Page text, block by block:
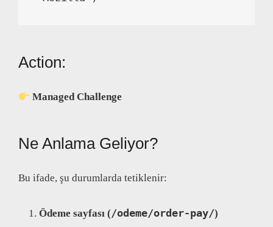
Action:
Managed Challenge
Ne Anlama Geliyor?
Bu ifade, şu durumlarda tetiklenir:
Ödeme sayfası (/odeme/order-pay/)